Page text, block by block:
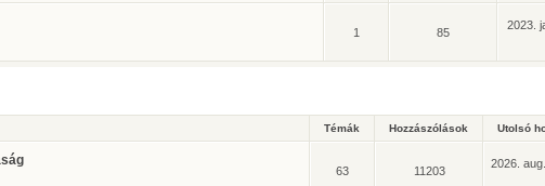
1 85
2023.
Témák Hozzászólások Utolsó
63 11203
2026.